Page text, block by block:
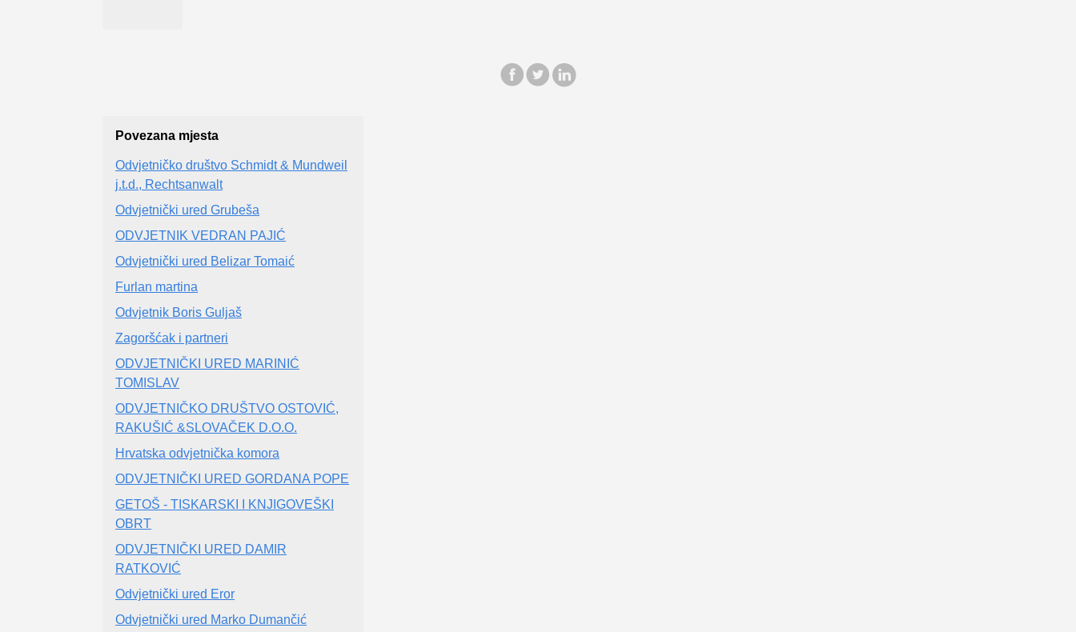
Povezana mjesta
Odvjetničko društvo Schmidt & Mundweil
j.t.d., Rechtsanwalt
Odvjetnički ured Grubeša
ODVJETNIK VEDRAN PAJIĆ
Odvjetnički ured Belizar Tomaić
Furlan martina
Odvjetnik Boris Guljaš
Zagoršćak i partneri
ODVJETNIČKI URED MARINIĆ
TOMISLAV
ODVJETNIČKO DRUŠTVO OSTOVIĆ,
RAKUŠIĆ &SLOVAČEK D.O.O.
Hrvatska odvjetnička komora
ODVJETNIČKI URED GORDANA POPE
GETOŠ - TISKARSKI I KNJIGOVEŠKI
OBRT
ODVJETNIČKI URED DAMIR
RATKOVIĆ
Odvjetnički ured Eror
Odvjetnički ured Marko Dumančić